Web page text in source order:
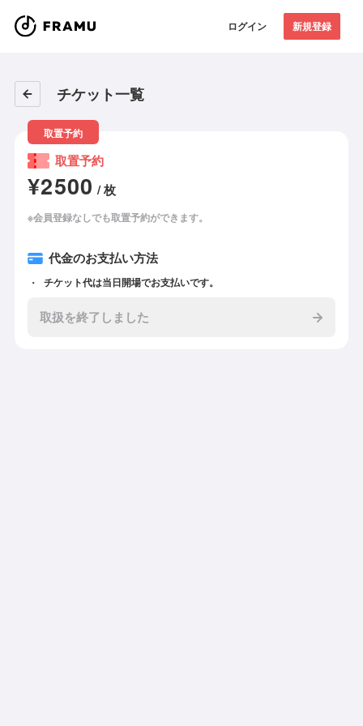
ログイン 新規登録
チケット一覧
取置予約
取置予約
¥2500 / 枚
※会員登録なしでも取置予約ができます。
代金のお支払い方法
チケット代は当日開場でお支払いです。
取扱を終了しました